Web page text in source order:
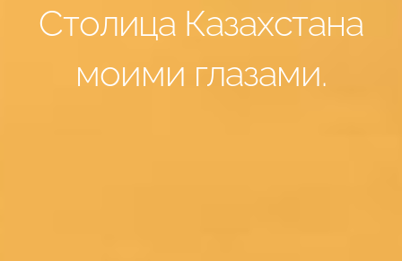
Столица Казахстана
моими глазами.